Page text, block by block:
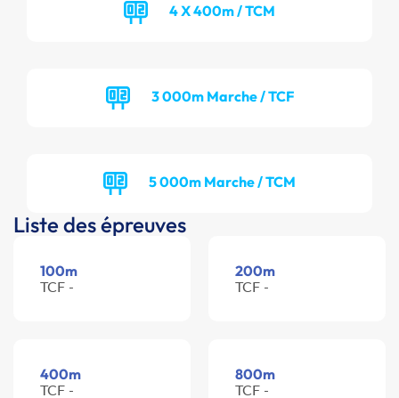
4 X 400m / TCM
3 000m Marche / TCF
5 000m Marche / TCM
Liste des épreuves
100m
TCF -
200m
TCF -
400m
TCF -
800m
TCF -